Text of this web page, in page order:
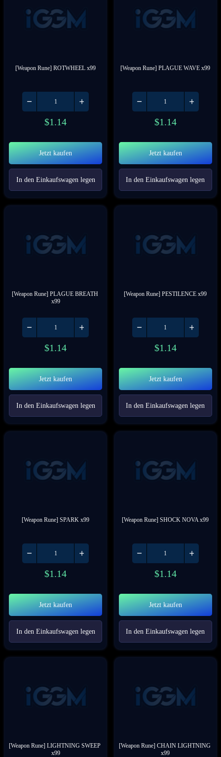
[Weapon Rune] ROTWHEEL x99
$1.14
Jetzt kaufen
In den Einkaufswagen legen
[Weapon Rune] PLAGUE WAVE x99
$1.14
Jetzt kaufen
In den Einkaufswagen legen
[Weapon Rune] PLAGUE BREATH
x99
$1.14
Jetzt kaufen
In den Einkaufswagen legen
[Weapon Rune] PESTILENCE x99
$1.14
Jetzt kaufen
In den Einkaufswagen legen
[Weapon Rune] SPARK x99
$1.14
Jetzt kaufen
In den Einkaufswagen legen
[Weapon Rune] SHOCK NOVA x99
$1.14
Jetzt kaufen
In den Einkaufswagen legen
[Weapon Rune] LIGHTNING SWEEP
x99
[Weapon Rune] CHAIN LIGHTNING
x99